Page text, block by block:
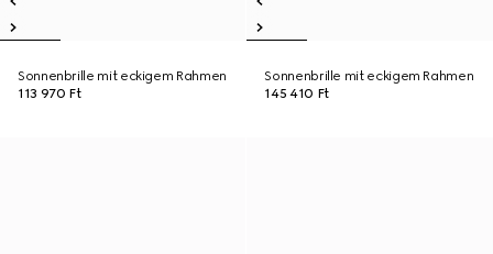
Sonnenbrille mit eckigem Rahmen
113 970 Ft
Sonnenbrille mit eckigem Rahmen
145 410 Ft